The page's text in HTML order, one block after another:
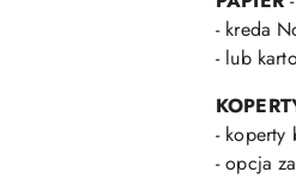
- kreda
- lub
- koperty
- opcja